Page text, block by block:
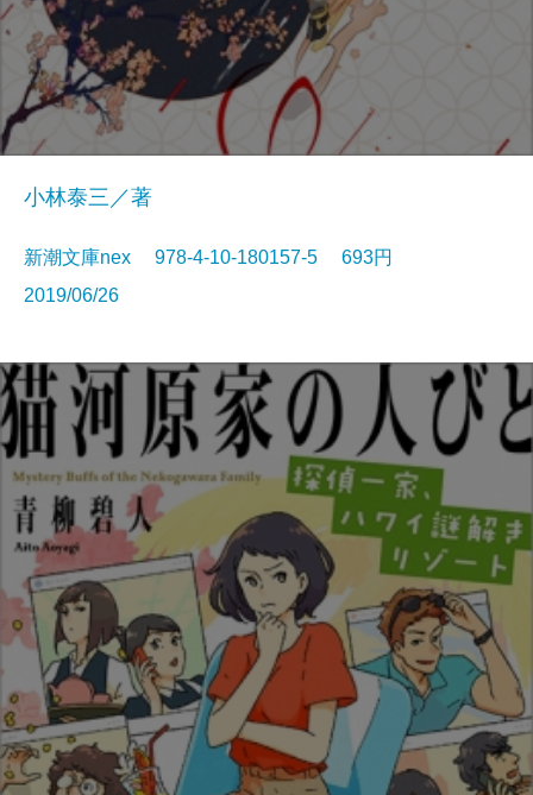
小林泰三／著
新潮文庫nex 978-4-10-180157-5 693円
2019/06/26